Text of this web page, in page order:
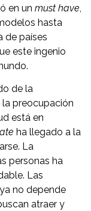
en un must have,
hasta
de países
este ingenio
de la
preocupación
está en
ha llegado a la
La
personas ha
Las
no depende
atraer y